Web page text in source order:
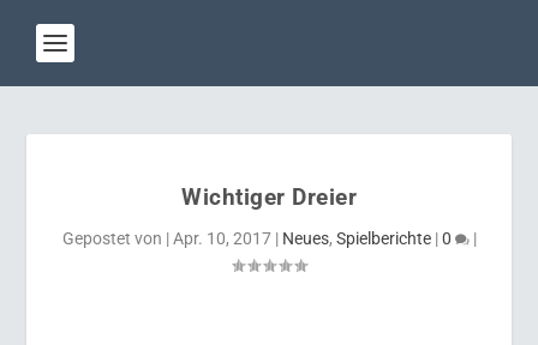
Wichtiger Dreier
Gepostet von |Apr. 10, 2017| Neues, Spielberichte|0 |